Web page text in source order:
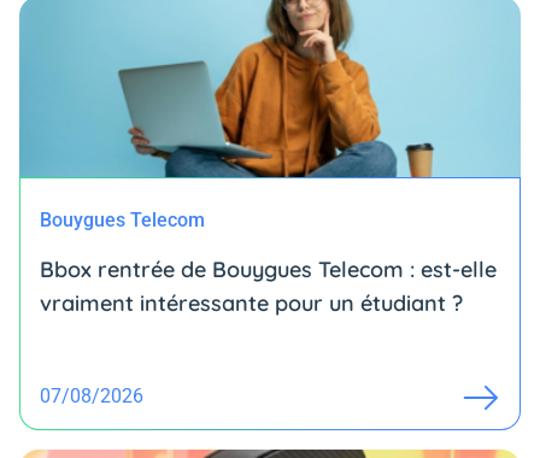
Bouygues Telecom
Bbox rentrée de Bouygues Telecom : est-elle
vraiment intéressante pour un étudiant ?
07/08/2026